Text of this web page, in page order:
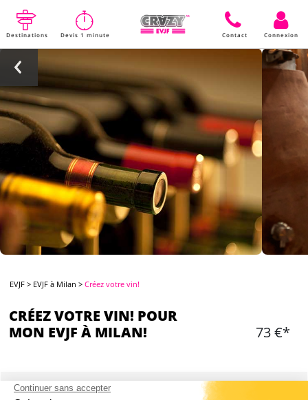
Destinations Devis 1 minute Contact Connexion
EVJF > EVJF à Milan >Créez votre vin!
CRÉEZ VOTRE VIN! POUR
MON EVJF À MILAN!
73 €*